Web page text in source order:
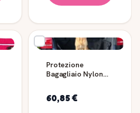
Protezione
Bagagliaio Nylon
60,85 €